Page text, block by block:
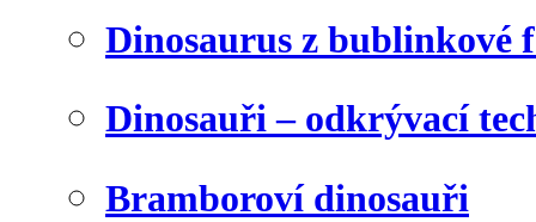
Dinosaurus z bublinkové
Dinosauři – odkrývací
Bramboroví dinosauři